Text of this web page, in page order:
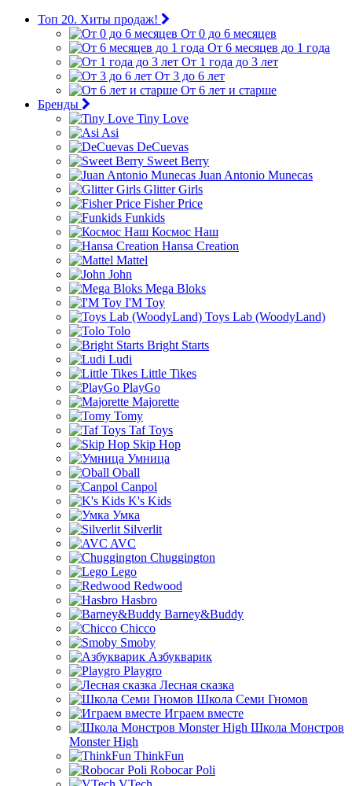
Топ 20. Хиты продаж!
От 0 до 6 месяцев
От 6 месяцев до 1 года
От 1 года до 3 лет
От 3 до 6 лет
От 6 лет и старше
Бренды
Tiny Love
Asi
DeCuevas
Sweet Berry
Juan Antonio Munecas
Glitter Girls
Fisher Price
Funkids
Космос Наш
Hansa Creation
Mattel
John
Mega Bloks
I'M Toy
Toys Lab (WoodyLand)
Tolo
Bright Starts
Ludi
Little Tikes
PlayGo
Majorette
Tomy
Taf Toys
Skip Hop
Умница
Oball
Canpol
K's Kids
Умка
Silverlit
AVC
Chuggington
Lego
Redwood
Hasbro
Barney&Buddy
Chicco
Smoby
Азбукварик
Playgro
Лесная сказка
Школа Семи Гномов
Играем вместе
Школа Монстров
Monster High
ThinkFun
Robocar Poli